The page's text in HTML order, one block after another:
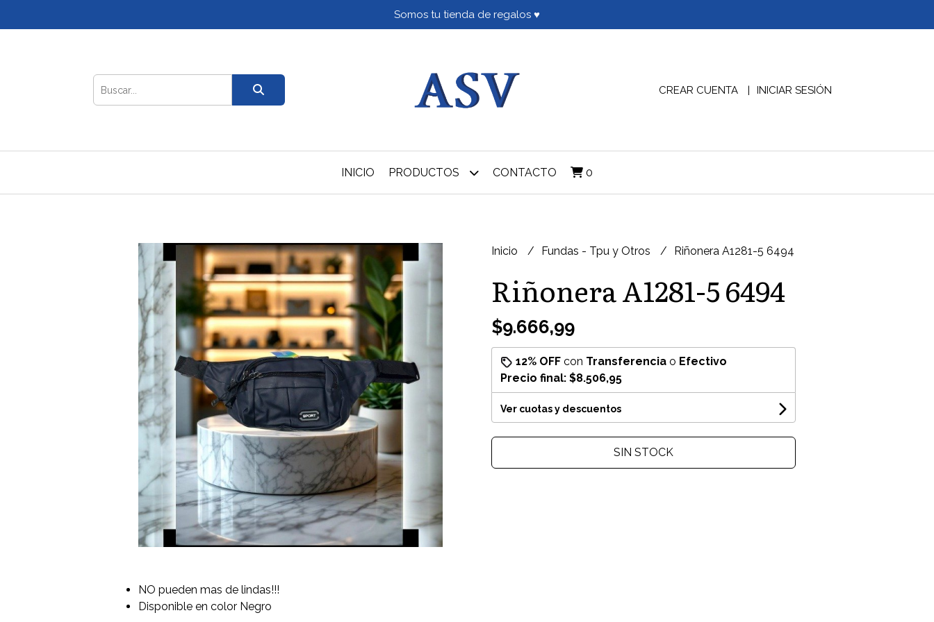
Somos tu tienda de regalos ♥
CREAR CUENTA INICIAR SESIÓN
INICIO PRODUCTOS CONTACTO 0
NO pueden mas de lindas!!!
Disponible en color Negro
Inicio Fundas - Tpu y Otros Riñonera A1281-5 6494
Riñonera A1281-5 6494
$9.666,99
12% OFF con Transferencia o Efectivo
Precio final: $8.506,95
Ver cuotas y descuentos
SIN STOCK